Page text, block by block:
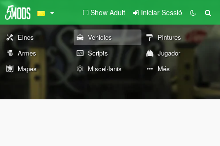
Show Adult Iniciar Sessió
Eines Vehicles
Pintures
Armes
Scripts
Jugador
Mapes
Miscel·lanis Més